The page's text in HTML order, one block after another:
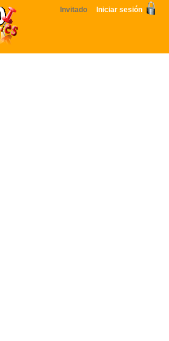
Invitado Iniciar sesión